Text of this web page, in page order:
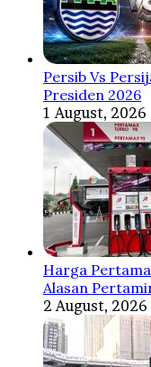
Persib Vs
Presiden 2026
1 August, 2026
Harga
Alasan
2 August, 2026